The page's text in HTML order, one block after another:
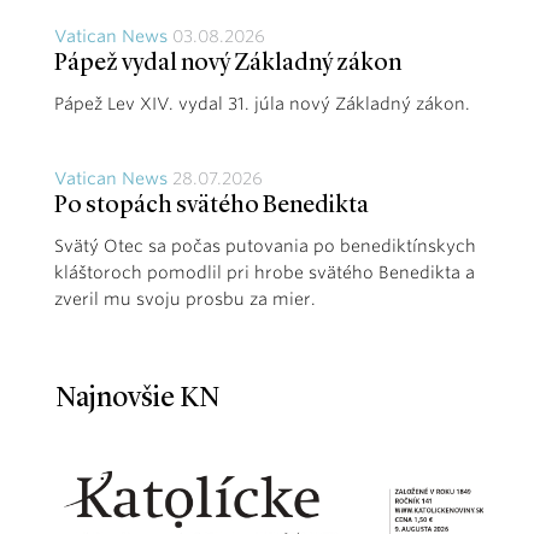
Vatican News 03.08.2026
Pápež vydal nový Základný zákon
Pápež Lev XIV. vydal 31. júla nový Základný zákon.
Vatican News 28.07.2026
Po stopách svätého Benedikta
Svätý Otec sa počas putovania po benediktínskych
kláštoroch pomodlil pri hrobe svätého Benedikta a
zveril mu svoju prosbu za mier.
Najnovšie KN